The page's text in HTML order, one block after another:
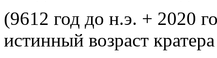
(9612 год до н.э. + 2020
истинный возраст